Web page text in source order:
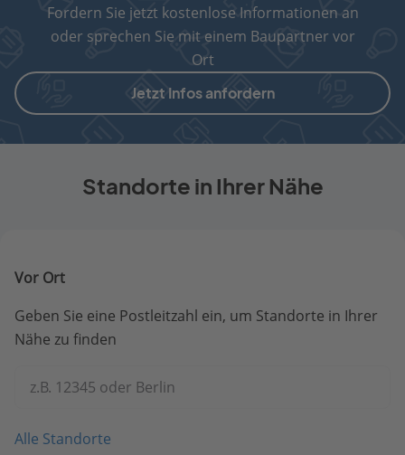
Fordern Sie jetzt kostenlose Informationen an
oder sprechen Sie mit einem Baupartner vor
Ort
Jetzt Infos anfordern
Standorte in Ihrer Nähe
Vor Ort
Geben Sie eine Postleitzahl ein, um Standorte in Ihrer
Nähe zu finden
z.B. 12345 oder Berlin
Alle Standorte